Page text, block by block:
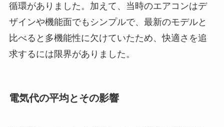
循環がありました。加えて、当時のエアコンはデ
ザインや機能面でもシンプルで、最新のモデルと
比べると多機能性に欠けていたため、快適さを追
求するには限界がありました。
電気代の平均とその影響